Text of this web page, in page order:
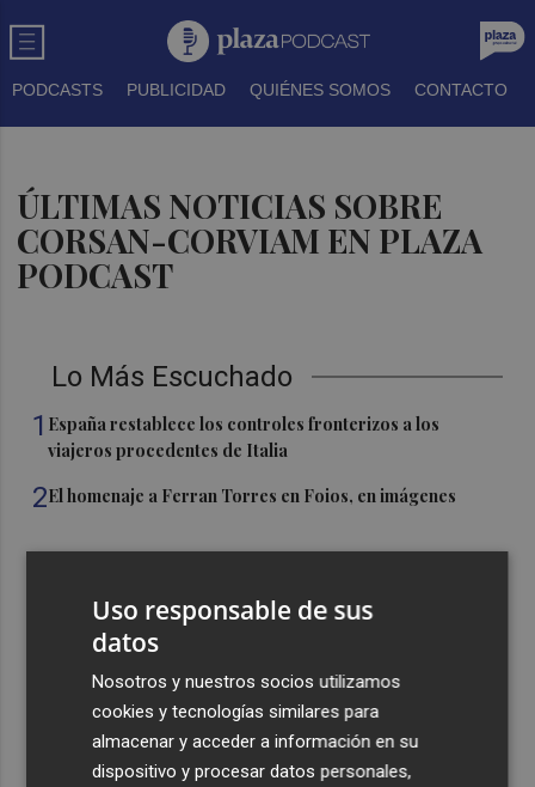
PODCASTS PUBLICIDAD QUIÉNES SOMOS CONTACTO
ÚLTIMAS NOTICIAS SOBRE
CORSAN-CORVIAM EN PLAZA
PODCAST
Lo Más Escuchado
1 España restablece los controles fronterizos a los
viajeros procedentes de Italia
2El homenaje a Ferran Torres en Foios, en imágenes
Foios se vuelca con Ferran Torres
Las '200 vidas' que llevaron a Paco Rabal de Águilas a la
cima del cine: un documental recupera la voz y la mirada
del actor
Uso responsable de sus
datos
Nosotros y nuestros socios utilizamos
cookies y tecnologías similares para
almacenar y acceder a información en su
dispositivo y procesar datos personales,